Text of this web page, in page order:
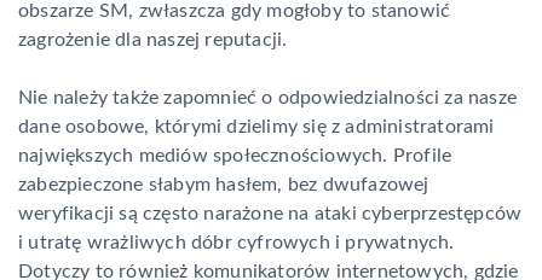
obszarze SM, zwłaszcza gdy mogłoby to stanowić
zagrożenie dla naszej reputacji.
Nie należy także zapomnieć o odpowiedzialności za nasze
dane osobowe, którymi dzielimy się z administratorami
największych mediów społecznościowych. Profile
zabezpieczone słabym hasłem, bez dwufazowej
weryfikacji są często narażone na ataki cyberprzestępców
i utratę wrażliwych dóbr cyfrowych i prywatnych.
Dotyczy to również komunikatorów internetowych, gdzie